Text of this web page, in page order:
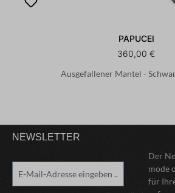
PAPUCEI
360,00 €
Ausgefallener Mantel -
NEWSLETTER
Der
mode
für